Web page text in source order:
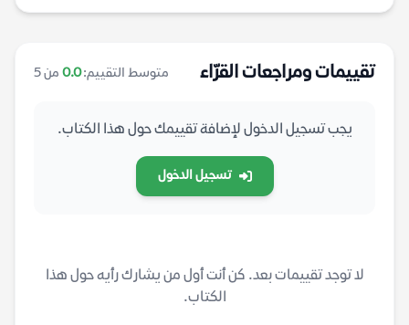
تقييمات ومراجعات القرّاء متوسط التقييم:0.0 من 5
يجب تسجيل الدخول لإضافة تقييمك حول هذا الكتاب.
تسجيل الدخول
لا توجد تقييمات بعد. كن أنت أول من يشارك رأيه حول هذا
الكتاب.